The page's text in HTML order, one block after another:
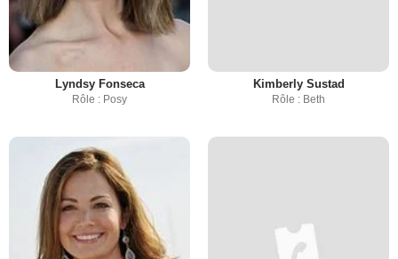
Lyndsy Fonseca
Rôle : Posy
Kimberly Sustad
Rôle : Beth